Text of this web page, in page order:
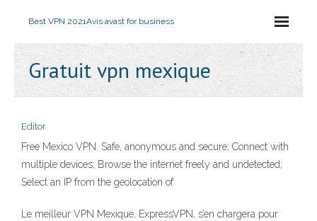
Best VPN 2021Avis avast for business
Gratuit vpn mexique
Editor
Free Mexico VPN. Safe, anonymous and secure; Connect with
multiple devices; Browse the internet freely and undetected;
Select an IP from the geolocation of
Le meilleur VPN Mexique, ExpressVPN, s’en chargera pour